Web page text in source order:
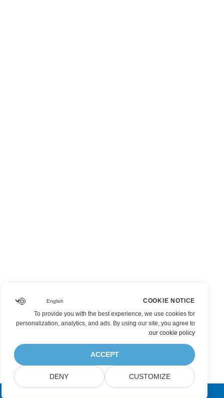
COOKIE NOTICE
To provide you with the best experience, we use cookies for
personalization, analytics, and ads. By using our site, you agree to
our cookie policy
.
ACCEPT
CUSTOMIZE
DENY